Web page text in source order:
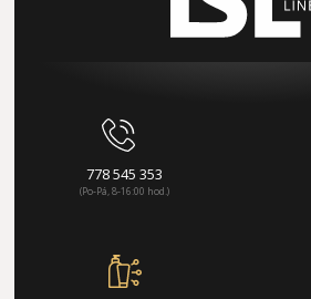
778 545 353
(Po-Pá, 8-16:00 hod.)